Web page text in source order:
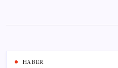
content
HABER